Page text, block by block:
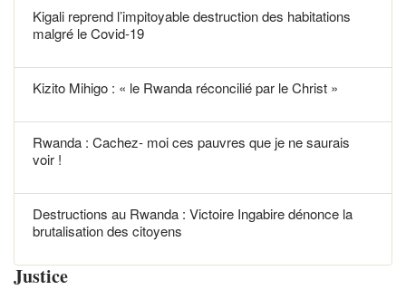
Kigali reprend l’impitoyable destruction des habitations
malgré le Covid-19
Kizito Mihigo : « le Rwanda réconcilié par le Christ »
Rwanda : Cachez- moi ces pauvres que je ne saurais
voir !
Destructions au Rwanda : Victoire Ingabire dénonce la
brutalisation des citoyens
Justice